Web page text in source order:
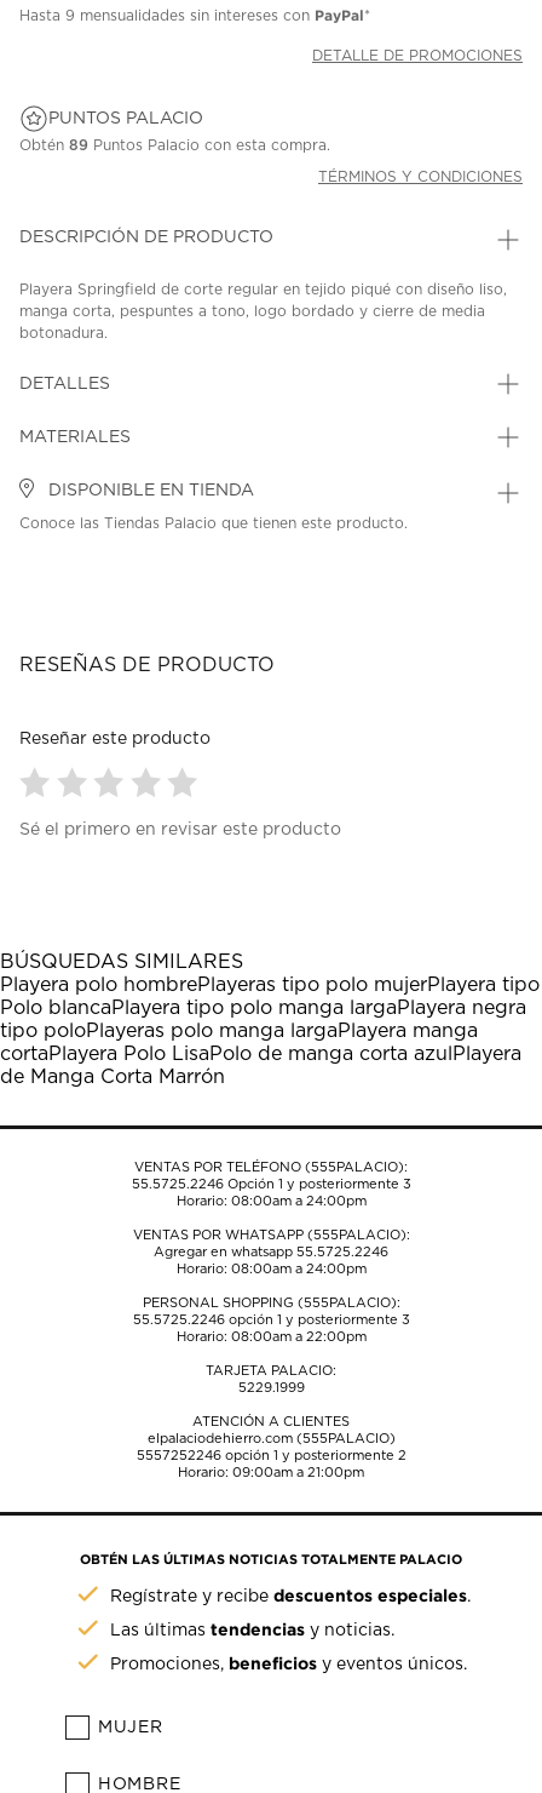
Hasta 9 mensualidades sin intereses con PayPal*
DETALLE DE PROMOCIONES
PUNTOS PALACIO
Obtén 89 Puntos Palacio con esta compra.
TÉRMINOS Y CONDICIONES
DESCRIPCIÓN DE PRODUCTO
Playera Springfield de corte regular en tejido piqué con diseño liso,
manga corta, pespuntes a tono, logo bordado y cierre de media
botonadura.
DETALLES
MATERIALES
DISPONIBLE EN TIENDA
Conoce las Tiendas Palacio que tienen este producto.
RESEÑAS DE PRODUCTO
Reseñar este producto
para
1
estrella
Esta
acción
abrirá
el
formulario
envío.
para
estrellas.
Esta
acción
abrirá
el
formulario
envío.
para
estrellas.
Esta
acción
abrirá
el
formulario
envío.
para
estrellas.
Esta
acción
abrirá
el
formulario
envío.
para
estrellas.
Esta
acción
abrirá
el
formulario
envío.
Sé el primero en revisar este producto
BÚSQUEDAS SIMILARES
Playera polo hombrePlayeras tipo polo mujerPlayera tipo
Polo blancaPlayera tipo polo manga largaPlayera negra
tipo poloPlayeras polo manga largaPlayera manga
cortaPlayera Polo LisaPolo de manga corta azul Playera
de Manga Corta Marrón
VENTAS POR TELÉFONO (555PALACIO):
55.5725.2246Opción 1 y posteriormente 3
Horario: 08:00am a 24:00pm
VENTAS POR WHATSAPP (555PALACIO):
Agregar en whatsapp 55.5725.2246
Horario: 08:00am a 24:00pm
PERSONAL SHOPPING (555PALACIO):
55.5725.2246opción 1 y posteriormente 3
Horario: 08:00am a 22:00pm
TARJETA PALACIO:
5229.1999
ATENCIÓN A CLIENTES
elpalaciodehierro.com (555PALACIO)
5557252246opción 1 y posteriormente 2
Horario: 09:00am a 21:00pm
OBTÉN LAS ÚLTIMAS NOTICIAS TOTALMENTE PALACIO
Regístrate y recibedescuentos especiales.
Las últimastendencias y noticias.
Promociones, beneficios y eventos únicos.
MUJER
HOMBRE